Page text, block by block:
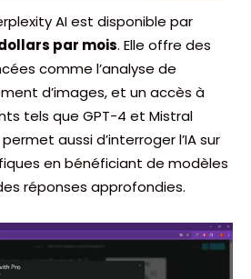
AI est disponible par
par mois. Elle offre des
comme l’analyse de
d’images, et un accès à
tels que GPT-4 et Mistral
aussi d’interroger l’IA sur
en bénéficiant de modèles
réponses approfondies.